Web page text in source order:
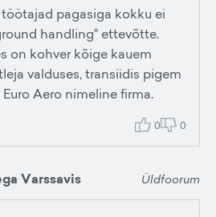
pagasiga kokku ei
handling" ettevõtte.
on kohver kõige kauem
valduses, transiidis pigem
Aero nimeline firma.
0 0
Varssavis Üldfoorum